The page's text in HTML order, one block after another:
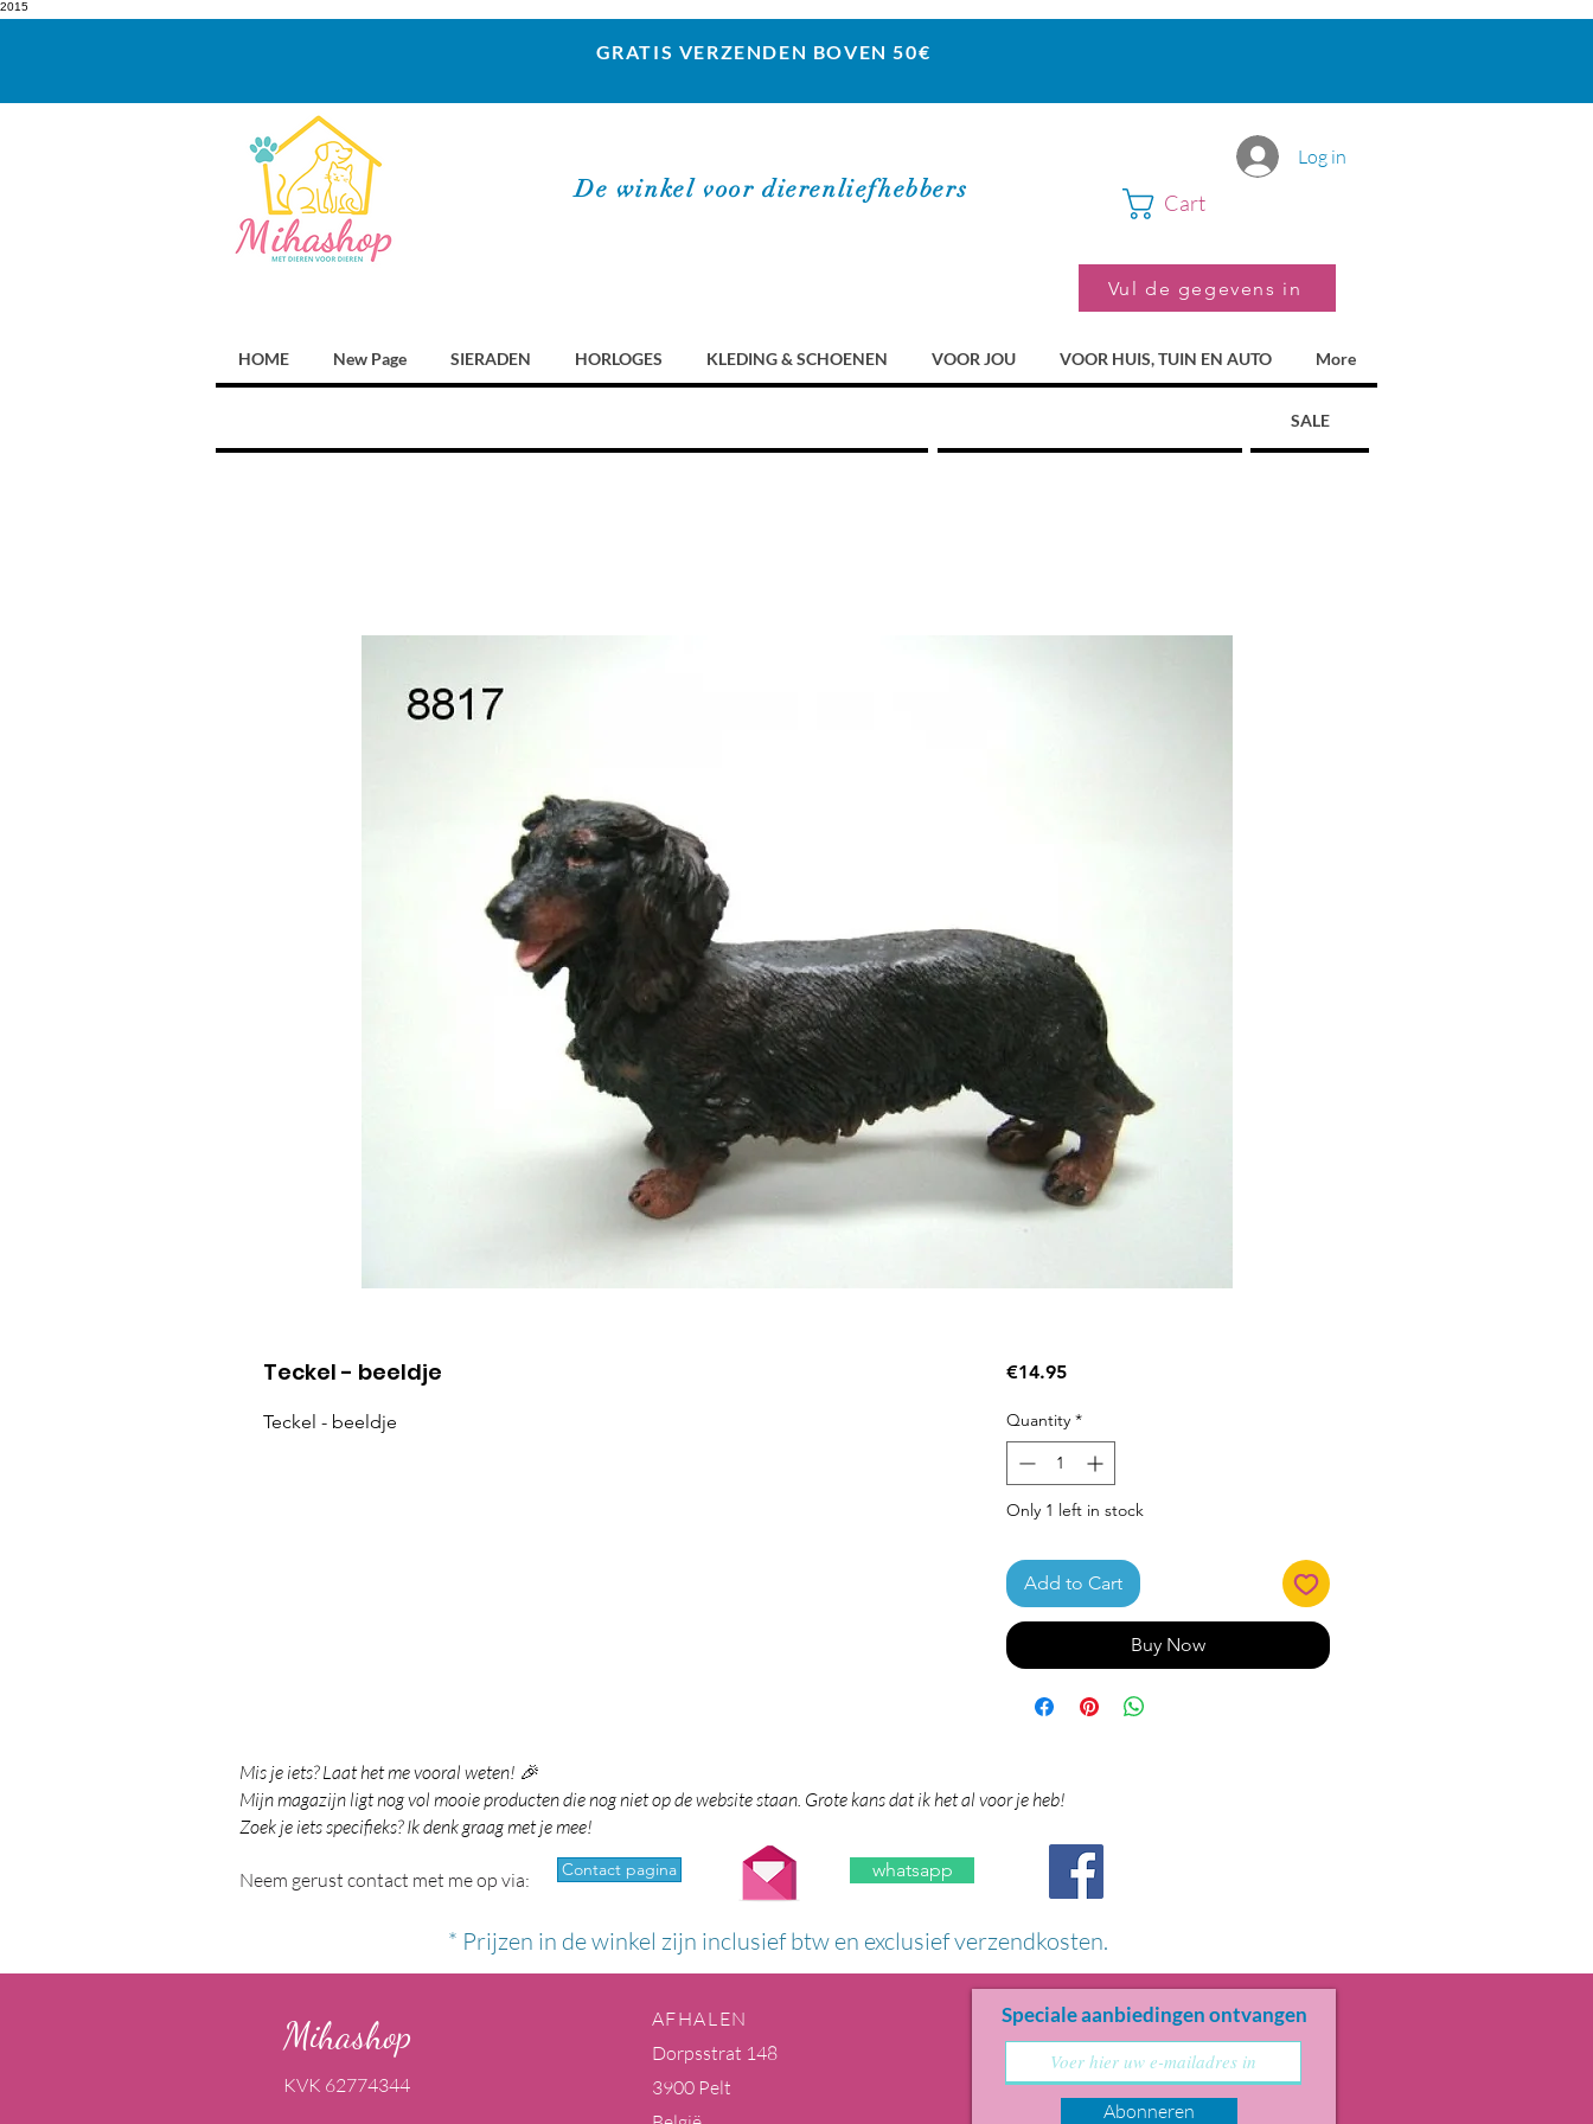
2015
GRATIS VERZENDEN BOVEN 50€
De winkel voor dierenliefhebbers
Log in
Cart
Vul de gegevens in
HOME New Page SIERADEN HORLOGES KLEDING & SCHOENEN VOOR JOU VOOR HUIS, TUIN EN AUTO More
SALE
Teckel - beeldje
Teckel - beeldje
€14.95Price
Quantity *
Only 1 left in stock
Add to Cart
Buy Now
Mis je iets? Laat het me vooral weten! 🎉
Mijn magazijn ligt nog vol mooie producten die nog niet op de website staan. Grote kans dat ik het al voor je heb!
Zoek je iets specifieks? Ik denk graag met je mee!
Neem gerust contact met me op via: Contact pagina whatsapp
* Prijzen in de winkel zijn inclusief btw en exclusief verzendkosten.
Mihashop
KVK 62774344
AFHALEN
Dorpsstrat 148
3900 Pelt
Speciale aanbiedingen ontvangen
Abonneren